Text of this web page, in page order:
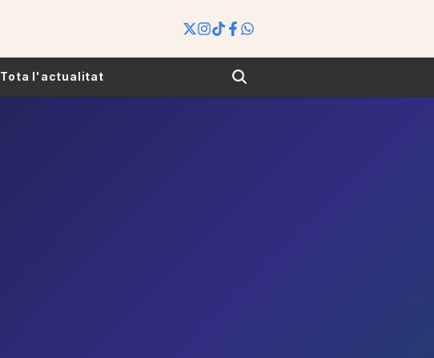
Tota l'actualitat Search